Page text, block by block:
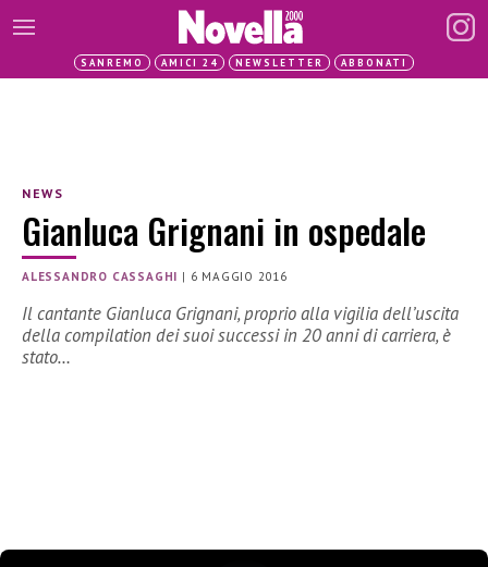
SANREMO AMICI 24 NEWSLETTER ABBONATI
NEWS
Gianluca Grignani in ospedale
ALESSANDRO CASSAGHI | 6 MAGGIO 2016
Il cantante Gianluca Grignani, proprio alla vigilia dell’uscita
della compilation dei suoi successi in 20 anni di carriera, è
stato…